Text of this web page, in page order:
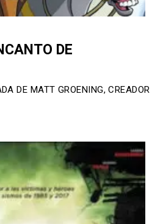
DE
DE MATT GROENING, CREADOR